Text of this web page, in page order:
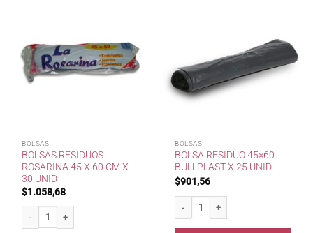
BOLSAS
BOLSAS RESIDUOS
ROSARINA 45 X 60 CM X
30 UNID
$1.058,68
Bolsas residuos Rosarina 45 x 60 cm x 30 unid cantidad
BOLSAS
BOLSA RESIDUO 45×60
BULLPLAST X 25 UNID
$901,56
Bolsa Residuo 45x60 BullPlast x 25